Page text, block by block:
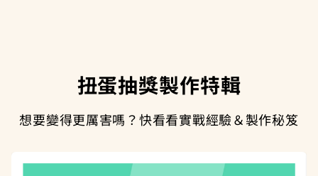
扭蛋抽獎製作特輯
想要變得更厲害嗎？快看看實戰經驗＆製作秘笈